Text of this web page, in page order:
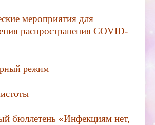
мероприятия для
распространения COVID-
режим
бюллетень «Инфекциям нет,